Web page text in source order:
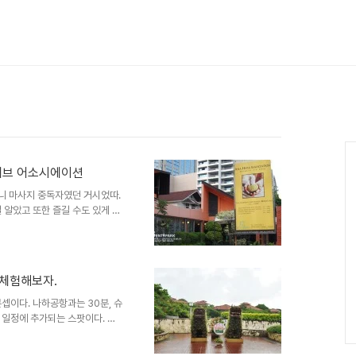
어소시에이션
마사지 중독자였던 거시었따.
았고 또한 즐길 수도 있게 되
데, 전통태국마사지 vs 오일
하고 있다. 이지역은 소이 26
듣게 되는 밀집지역이다. 스
험해보자.
이다. 나하공항과는 30분, 슈
정에 추가되는 스팟이다. 코
체 관람시 약1시간30분 소요